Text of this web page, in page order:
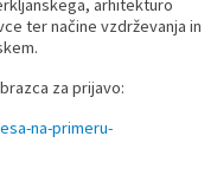
arhitekturo
ter načine vzdrževanja in
za prijavo:
na-primeru-